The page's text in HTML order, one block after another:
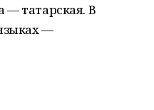
— татарская. В
—